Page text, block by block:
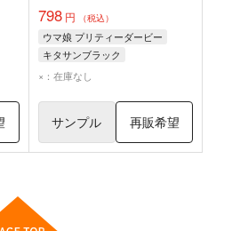
798円 （税込）
ウマ娘 プリティーダービー
キタサンブラック
サトノダイヤモンド
×：在庫なし
サンプル 再販希望